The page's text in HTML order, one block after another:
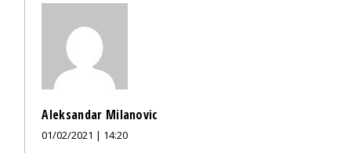
Aleksandar Milanovic
01/02/2021 | 14:20